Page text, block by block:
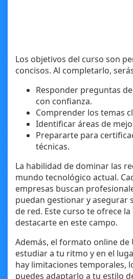
Los objetivos del curso son
concisos. Al completarlo,
Responder preguntas
con confianza.
Comprender los temas
Identificar áreas de
Prepararte para
técnicas.
La habilidad de dominar las
mundo tecnológico actual.
empresas buscan
puedan gestionar y asegurar
de red. Este curso te ofrece
destacarte en este campo.
Además, el formato online
estudiar a tu ritmo y en el
hay limitaciones temporales,
puedes adaptarlo a tu estilo